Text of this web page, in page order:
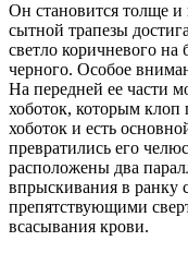
Он становится толще
сытной трапезы
светло коричневого на
черного. Особое
На передней ее части
хоботок, которым
хоботок и есть
превратились его
расположены два
впрыскивания в ранку
препятствующими
всасывания крови.